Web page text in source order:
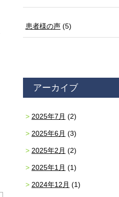
患者様の声 (5)
アーカイブ
2025年7月 (2)
2025年6月 (3)
2025年2月 (2)
2025年1月 (1)
2024年12月 (1)